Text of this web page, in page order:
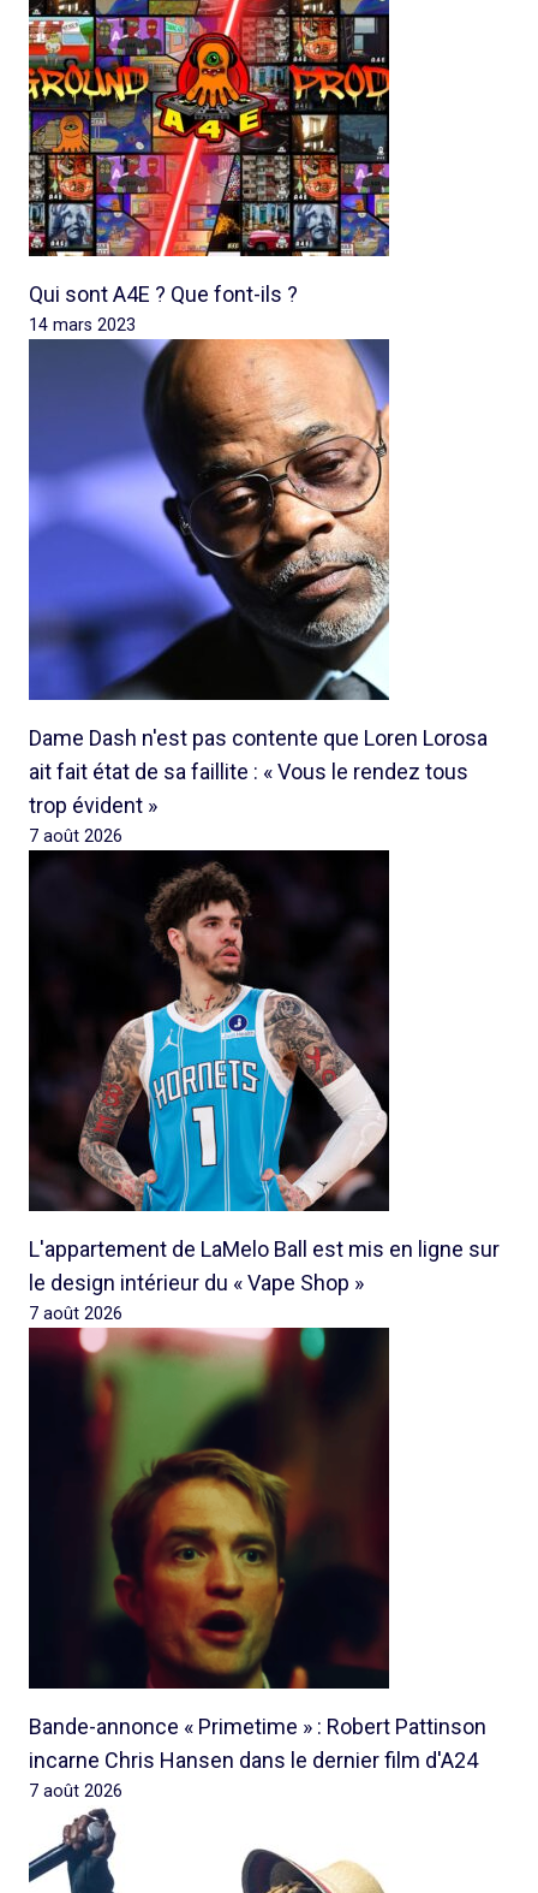
Qui sont A4E ? Que font-ils ?
14 mars 2023
Dame Dash n'est pas contente que Loren Lorosa
ait fait état de sa faillite : « Vous le rendez tous
trop évident »
7 août 2026
L'appartement de LaMelo Ball est mis en ligne sur
le design intérieur du « Vape Shop »
7 août 2026
Bande-annonce « Primetime » : Robert Pattinson
incarne Chris Hansen dans le dernier film d'A24
7 août 2026